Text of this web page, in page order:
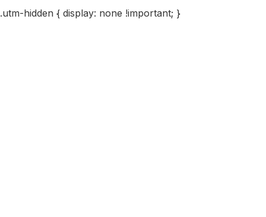
.utm-hidden { display: none !important; }